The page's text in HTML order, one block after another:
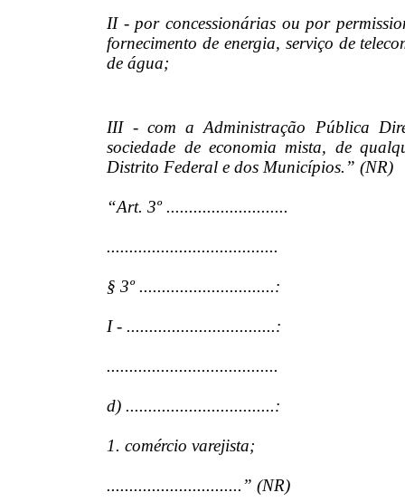
II - por concessionárias ou por
fornecimento de energia, serviço de
de água;
III - com a Administração Pública
sociedade de economia mista, de
Distrito Federal e dos Municípios.” (NR)
“Art. 3º ...........................
......................................
§ 3º ..............................:
I - .................................:
......................................
d) .................................:
1. comércio varejista;
..............................” (NR)